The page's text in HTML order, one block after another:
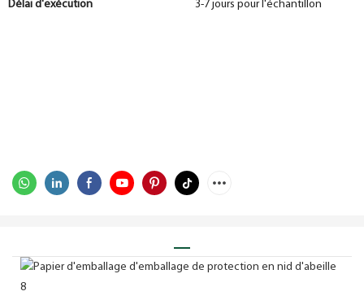
Délai d'exécution 3-7 jours pour l'échantillon